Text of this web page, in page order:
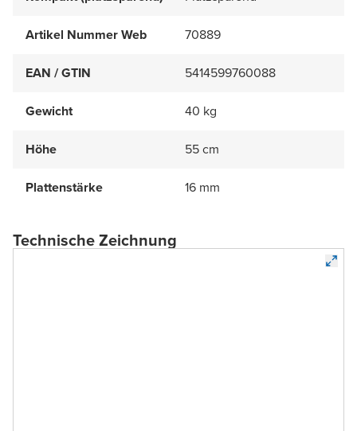
Artikel Nummer Web 70889
EAN / GTIN 5414599760088
Gewicht 40 kg
Höhe 55 cm
Plattenstärke 16 mm
Technische Zeichnung